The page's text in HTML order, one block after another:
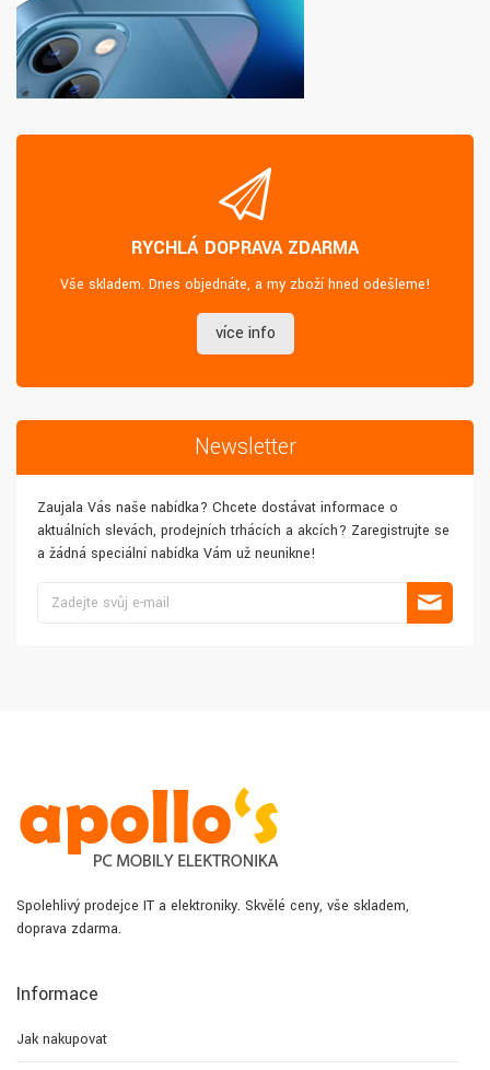
RYCHLÁ DOPRAVA ZDARMA
Vše skladem. Dnes objednáte, a my zboží hned odešleme!
více info
Newsletter
Zaujala Vás naše nabídka? Chcete dostávat informace o
aktuálních slevách, prodejních trhácích a akcích? Zaregistrujte se
a žádná speciální nabídka Vám už neunikne!
Spolehlivý prodejce IT a elektroniky. Skvělé ceny, vše skladem,
doprava zdarma.
Informace
Jak nakupovat